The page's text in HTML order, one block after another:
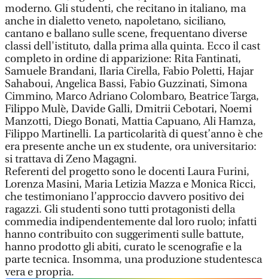
moderno. Gli studenti, che recitano in italiano, ma
anche in dialetto veneto, napoletano, siciliano,
cantano e ballano sulle scene, frequentano diverse
classi dell'istituto, dalla prima alla quinta. Ecco il cast
completo in ordine di apparizione: Rita Fantinati,
Samuele Brandani, Ilaria Cirella, Fabio Poletti, Hajar
Sahaboui, Angelica Bassi, Fabio Guzzinati, Simona
Cimmino, Marco Adriano Colombaro, Beatrice Targa,
Filippo Mulè, Davide Galli, Dmitrii Cebotari, Noemi
Manzotti, Diego Bonati, Mattia Capuano, Ali Hamza,
Filippo Martinelli. La particolarità di quest’anno è che
era presente anche un ex studente, ora universitario:
si trattava di Zeno Magagni.
Referenti del progetto sono le docenti Laura Furini,
Lorenza Masini, Maria Letizia Mazza e Monica Ricci,
che testimoniano l’approccio davvero positivo dei
ragazzi. Gli studenti sono tutti protagonisti della
commedia indipendentemente dal loro ruolo; infatti
hanno contribuito con suggerimenti sulle battute,
hanno prodotto gli abiti, curato le scenografie e la
parte tecnica. Insomma, una produzione studentesca
vera e propria.